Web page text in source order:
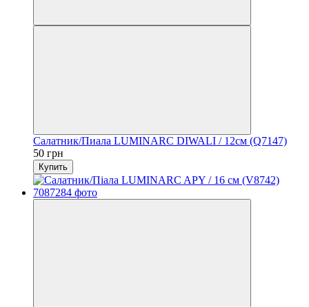
Салатник/Пиала LUMINARC DIWALI / 12см (Q7147)
50 грн
Купить